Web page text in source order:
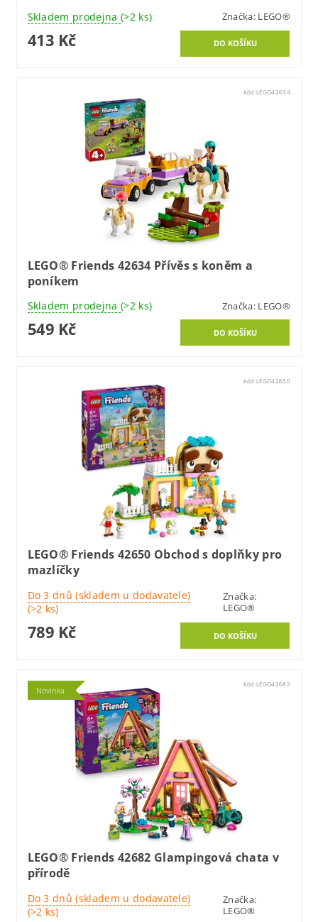
Skladem prodejna (>2 ks) Značka: LEGO®
413 Kč
Kód:LEGO42634
LEGO® Friends 42634 Přívěs s koněm a
poníkem
Skladem prodejna (>2 ks) Značka: LEGO®
549 Kč
Kód:LEGO42650
LEGO® Friends 42650 Obchod s doplňky pro
mazlíčky
Do 3 dnů (skladem u dodavatele)
(>2 ks)
Značka:
LEGO®
789 Kč
Novinka
Kód:LEGO42682
LEGO® Friends 42682 Glampingová chata v
přírodě
Do 3 dnů (skladem u dodavatele)
(>2 ks)
Značka:
LEGO®